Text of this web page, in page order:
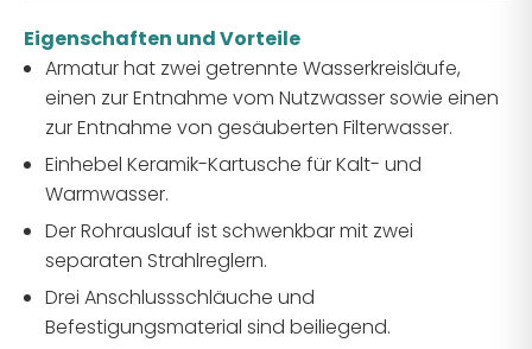
Eigenschaften und Vorteile
Armatur hat zwei getrennte Wasserkreisläufe,
einen zur Entnahme vom Nutzwasser sowie einen
zur Entnahme von gesäuberten Filterwasser.
Einhebel Keramik-Kartusche für Kalt- und
Warmwasser.
Der Rohrauslauf ist schwenkbar mit zwei
separaten Strahlreglern.
Drei Anschlussschläuche und
Befestigungsmaterial sind beiliegend.